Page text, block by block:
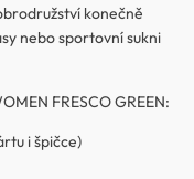
konečně
nebo sportovní sukni
FRESCO GREEN:
i špičce)